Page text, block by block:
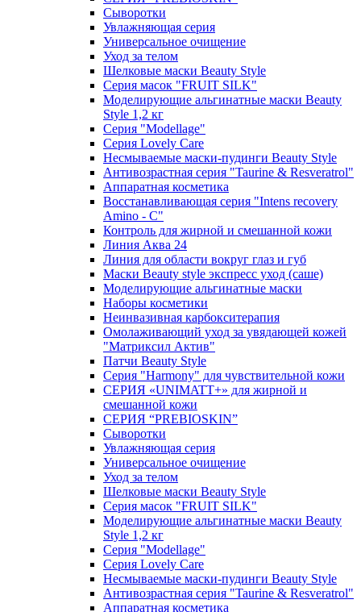
Сыворотки
Увлажняющая серия
Универсальное очищение
Уход за телом
Шелковые маски Beauty Style
Серия масок "FRUIT SILK"
Моделирующие альгинатные маски Beauty
Style 1,2 кг
Серия "Modellage"
Cерия Lovely Care
Несмываемые маски-пудинги Beauty Style
Антивозрастная серия "Taurine & Resveratrol"
Аппаратная косметика
Восстанавливающая серия "Intens recovery
Amino - C"
Контроль для жирной и смешанной кожи
Линия Аква 24
Линия для области вокруг глаз и губ
Маски Beauty style экспресс уход (саше)
Моделирующие альгинатные маски
Наборы косметики
Неинвазивная карбокситерапия
Омолаживающий уход за увядающей кожей
"Матриксил Актив"
Патчи Beauty Style
Серия "Harmony" для чувствительной кожи
СЕРИЯ «UNIMATT+» для жирной и
смешанной кожи
СЕРИЯ “PREBIOSKIN”
Сыворотки
Увлажняющая серия
Универсальное очищение
Уход за телом
Шелковые маски Beauty Style
Серия масок "FRUIT SILK"
Моделирующие альгинатные маски Beauty
Style 1,2 кг
Серия "Modellage"
Cерия Lovely Care
Несмываемые маски-пудинги Beauty Style
Антивозрастная серия "Taurine & Resveratrol"
Аппаратная косметика